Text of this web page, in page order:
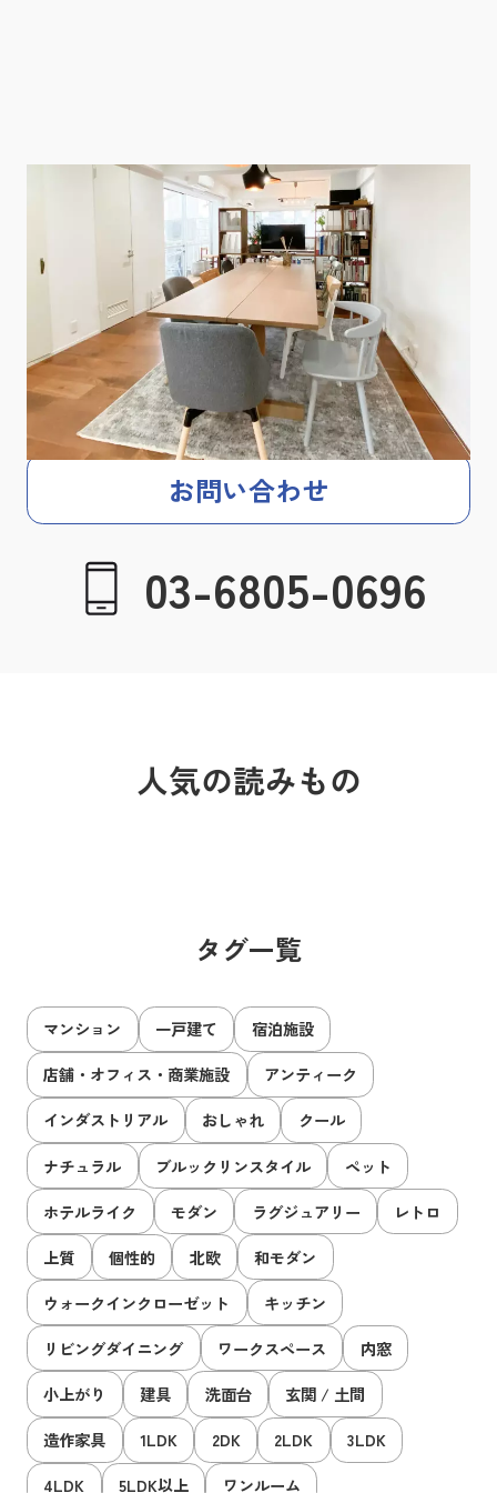
個別相談会
お問い合わせ
03-6805-0696
人気の読みもの
タグ一覧
マンション 一戸建て
宿泊施設
店舗・オフィス・商業施設
アンティーク
インダストリアル
おしゃれ
クール
ナチュラル
ブルックリンスタイル
ペット
ホテルライク
モダン ラグジュアリー
レトロ
上質
個性的 北欧
和モダン
ウォークインクローゼット
キッチン
リビングダイニング
ワークスペース
内窓
小上がり
建具 洗面台
玄関 / 土間
造作家具
1LDK 2DK 2LDK
3LDK
4LDK
5LDK以上 ワンルーム